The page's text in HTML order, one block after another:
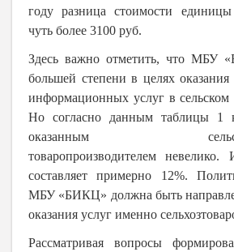
году разница стоимости единицы
чуть более 3100 руб.
Здесь важно отметить, что МБУ
большей степени в целях оказания
информационных услуг в сельском
Но согласно данным таблицы 1
оказанным
товаропроизводителем
составляет примерно 12%.
МБУ «БИКЦ» должна быть
оказания услуг именно
Рассматривая вопросы